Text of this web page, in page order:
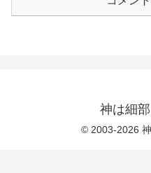
ール
作用|
神は細
© 2003-2026